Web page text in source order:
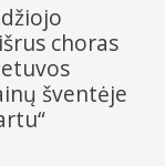
choras
šventėje